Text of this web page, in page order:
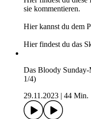
sie kommentieren.
Hier kannst du dem
Hier findest du das
Das Bloody Sunday-
1/4)
29.11.2023
44 Min.